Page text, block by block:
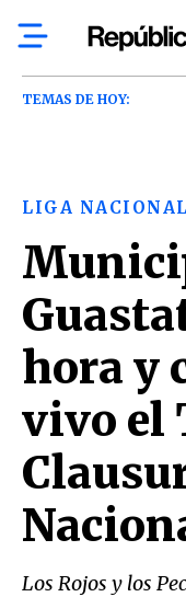
TEMAS DE HOY:
LIGA NACIONAL
hora y
vivo el
Los Rojos y los